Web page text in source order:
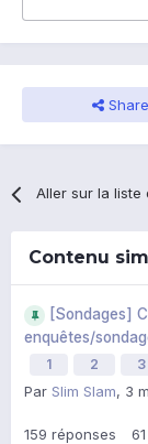
Share
Aller sur la liste
Contenu
[Sondages]
enquêtes/
1 2 3
Par Slim Slam, 3
159 réponses